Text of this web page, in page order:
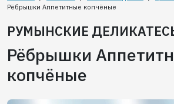
Рёбрышки Аппетитные копчёные
РУМЫНСКИЕ
Рёбрышки
копчёные